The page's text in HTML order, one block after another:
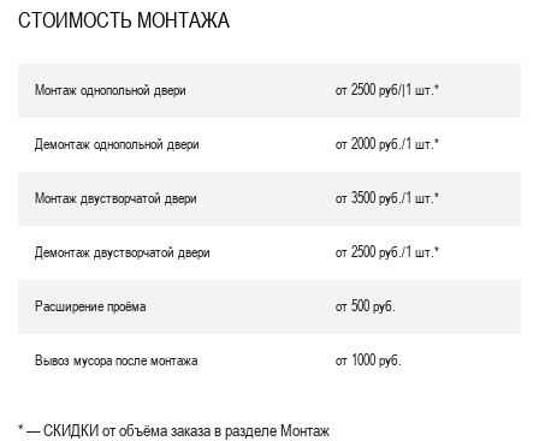
СТОИМОСТЬ МОНТАЖА
Монтаж однопольной двери от 2500 руб/|1 шт.*
Демонтаж однопольной двери от 2000 руб./1 шт.*
Монтаж двустворчатой двери от 3500 руб./1 шт.*
Демонтаж двустворчатой двери от 2500 руб./1 шт.*
Расширение проёма от 500 руб.
Вывоз мусора после монтажа от 1000 руб.
* — СКИДКИ от объёма заказа в разделе Монтаж